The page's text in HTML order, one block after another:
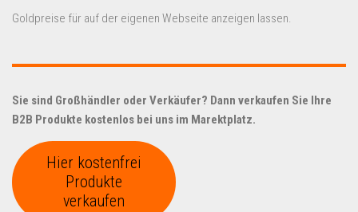
Goldpreise für auf der eigenen Webseite anzeigen lassen.
Sie sind Großhändler oder Verkäufer? Dann verkaufen Sie Ihre
B2B Produkte kostenlos bei uns im Marektplatz.
Hier kostenfrei
Produkte
verkaufen